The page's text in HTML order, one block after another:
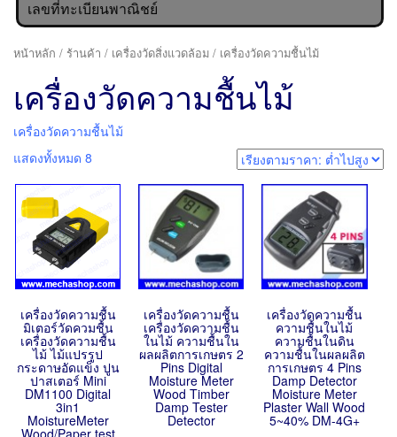
เลขที่ทะเบียนพาณิชย์
หน้าหลัก / ร้านค้า / เครื่องวัดสิ่งแวดล้อม / เครื่องวัดความชื้นไม้
เครื่องวัดความชื้นไม้
เครื่องวัดความชื้นไม้
แสดงทั้งหมด 8
เครื่องวัดความชื้น
มิเตอร์วัดควมชื้น
เครื่องวัดความชื้น
ไม้ ไม้แปรรูป
กระดาษอัดแข็ง ปูน
ปาสเตอร์ Mini
DM1100 Digital
3in1
MoistureMeter
เครื่องวัดความชื้น
เครื่องวัดความชื้น
ในไม้ ความชื้นใน
ผลผลิตการเกษตร 2
Pins Digital
Moisture Meter
Wood Timber
Damp Tester
Detector
เครื่องวัดความชื้น
ความชื้นในไม้
ความชื้นในดิน
ความชื้นในผลผลิต
การเกษตร 4 Pins
Damp Detector
Moisture Meter
Plaster Wall Wood
5~40% DM-4G+